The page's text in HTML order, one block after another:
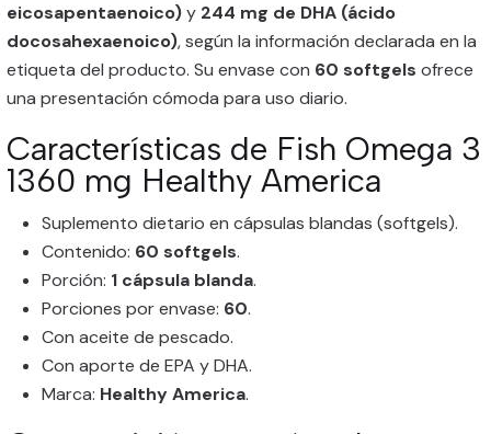
eicosapentaenoico)y 244 mg de DHA (ácido
docosahexaenoico), según la información declarada en la
etiqueta del producto. Su envase con 60 softgels ofrece
una presentación cómoda para uso diario.
Características de Fish Omega 3
1360 mg Healthy America
Suplemento dietario en cápsulas blandas (softgels).
Contenido: 60 softgels.
Porción: 1 cápsula blanda.
Porciones por envase: 60.
Con aceite de pescado.
Con aporte de EPA y DHA.
Marca: Healthy America.